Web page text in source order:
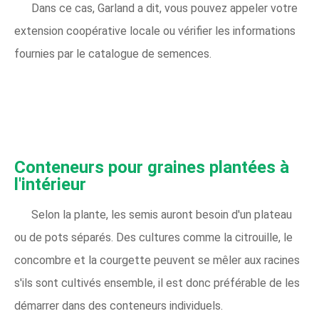
Dans ce cas, Garland a dit, vous pouvez appeler votre
extension coopérative locale ou vérifier les informations
fournies par le catalogue de semences.
Conteneurs pour graines plantées à
l'intérieur
Selon la plante, les semis auront besoin d'un plateau
ou de pots séparés. Des cultures comme la citrouille, le
concombre et la courgette peuvent se mêler aux racines
s'ils sont cultivés ensemble, il est donc préférable de les
démarrer dans des conteneurs individuels.